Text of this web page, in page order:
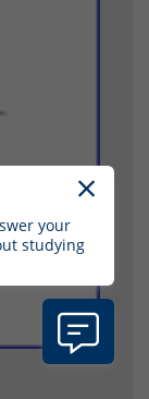
your
studying